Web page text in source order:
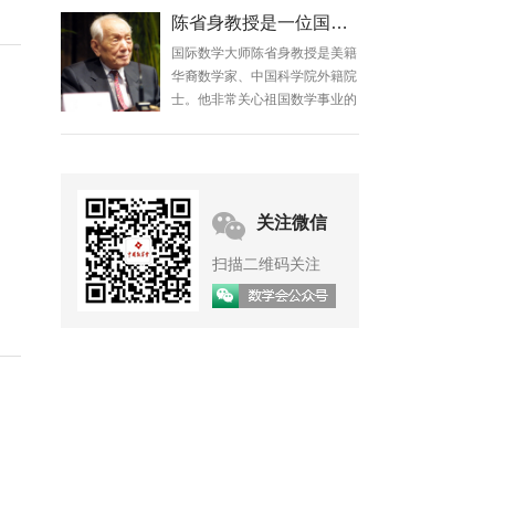
陈省身教授是一位国际数学大师
国际数学大师陈省身教授是美籍
华裔数学家、中国科学院外籍院
士。他非常关心祖国数学事业的
关注微信
扫描二维码关注